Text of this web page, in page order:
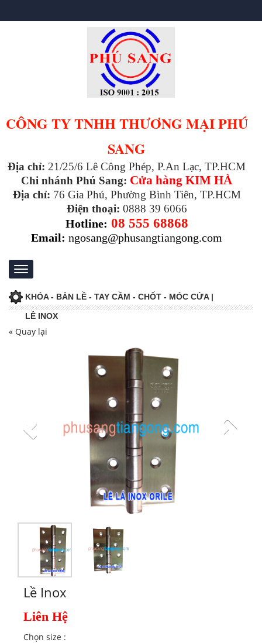
CÔNG TY TNHH THƯƠNG MẠI PHÚ
SANG
Địa chỉ: 21/25/6 Lê Công Phép, P.An Lạc, TP.HCM
Chi nhánh Phú Sang: Cửa hàng KIM HÀ
Địa chỉ: 76 Gia Phú, Phường Bình Tiên, TP.HCM
Điện thoại: 0888 39 6066
Hotline: 08 555 68868
Email: ngosang@phusangtiangong.com
KHÓA - BẢN LỀ - TAY CẦM - CHỐT - MÓC CỬA |
LỀ INOX
« Quay lại
Lề Inox
Liên Hệ
Chọn size :